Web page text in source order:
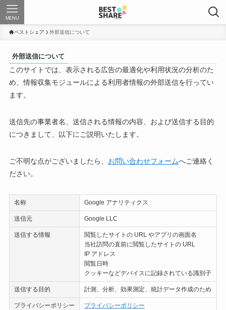
MENU
ベストシェア 外部送信について
外部送信について
このサイトでは、表示される広告の最適化や利用状況の分析のた
め、情報収集モジュールによる利用者情報の外部送信を行ってい
ます。
送信先の事業者名、送信される情報の内容、および送信する目的
につきまして、以下にご説明いたします。
ご不明な点がございましたら、 お問い合わせフォームへご連絡く
ださい。
名称 Google アナリティクス
送信元 Google LLC
送信する情報
閲覧したサイトの URL やアプリの画面名
当社訪問の直前に閲覧したサイトの URL
IP アドレス
閲覧日時
クッキーなどデバイスに記録されている識別子
送信する目的 計測、分析、効果測定、統計データ作成のため
プライバシーポリシー プライバシーポリシー